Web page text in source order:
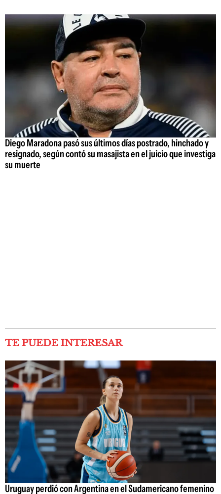
Diego Maradona pasó sus últimos días postrado, hinchado y
resignado, según contó su masajista en el juicio que investiga
su muerte
TE PUEDE INTERESAR
Uruguay perdió con Argentina en el Sudamericano femenino